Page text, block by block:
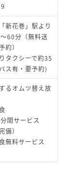
新花巻」駅より
60分（無料送
約）
タクシーで約35
ス有・要予約)
るオムツ替え放
間サービス
備）
無料サービス